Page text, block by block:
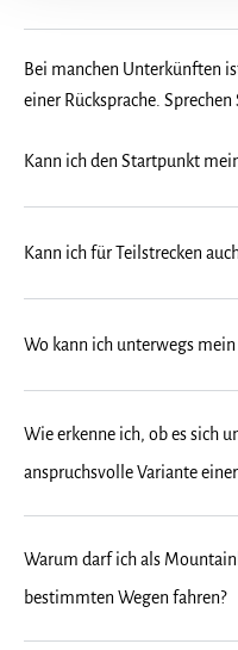
Bei manchen Unterkünften
einer Rücksprache. Sprechen
Kann ich den Startpunkt
Kann ich für Teilstrecken
Wo kann ich unterwegs
Wie erkenne ich, ob es sich
anspruchsvolle Variante
Warum darf ich als
bestimmten Wegen fahren?